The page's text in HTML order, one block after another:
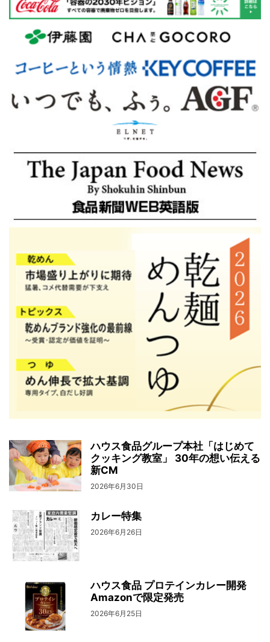
ハウス食品グループ本社「はじめて
クッキング教室」 30年の想い伝える
新CM
2026年6月30日
カレー特集
2026年6月26日
ハウス食品 プロテインカレー開発
Amazonで限定発売
2026年6月25日